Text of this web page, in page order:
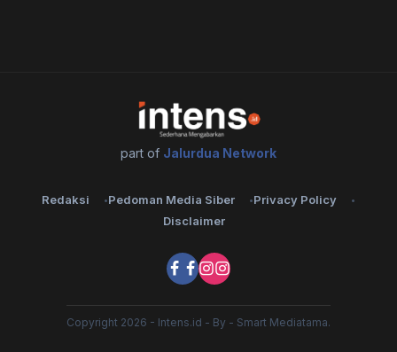
part of Jalurdua Network
Redaksi Pedoman Media Siber
Privacy Policy
Disclaimer
Copyright 2026 - Intens.id - By - Smart Mediatama.